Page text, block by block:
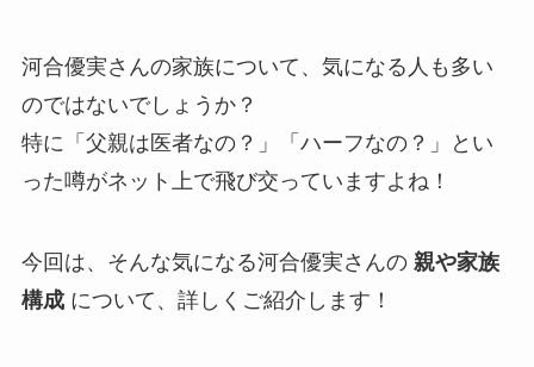
河合優実さんの家族について、気になる人も多い
のではないでしょうか？
特に「父親は医者なの？」「ハーフなの？」とい
った噂がネット上で飛び交っていますよね！
今回は、そんな気になる河合優実さんの 親や家族
構成について、詳しくご紹介します！